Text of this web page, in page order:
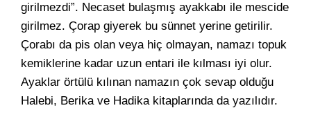
girilmezdi”. Necaset bulaşmış ayakkabı ile mescide
girilmez. Çorap giyerek bu sünnet yerine getirilir.
Çorabı da pis olan veya hiç olmayan, namazı topuk
kemiklerine kadar uzun entari ile kılması iyi olur.
Ayaklar örtülü kılınan namazın çok sevap olduğu
Halebi, Berika ve Hadika kitaplarında da yazılıdır.